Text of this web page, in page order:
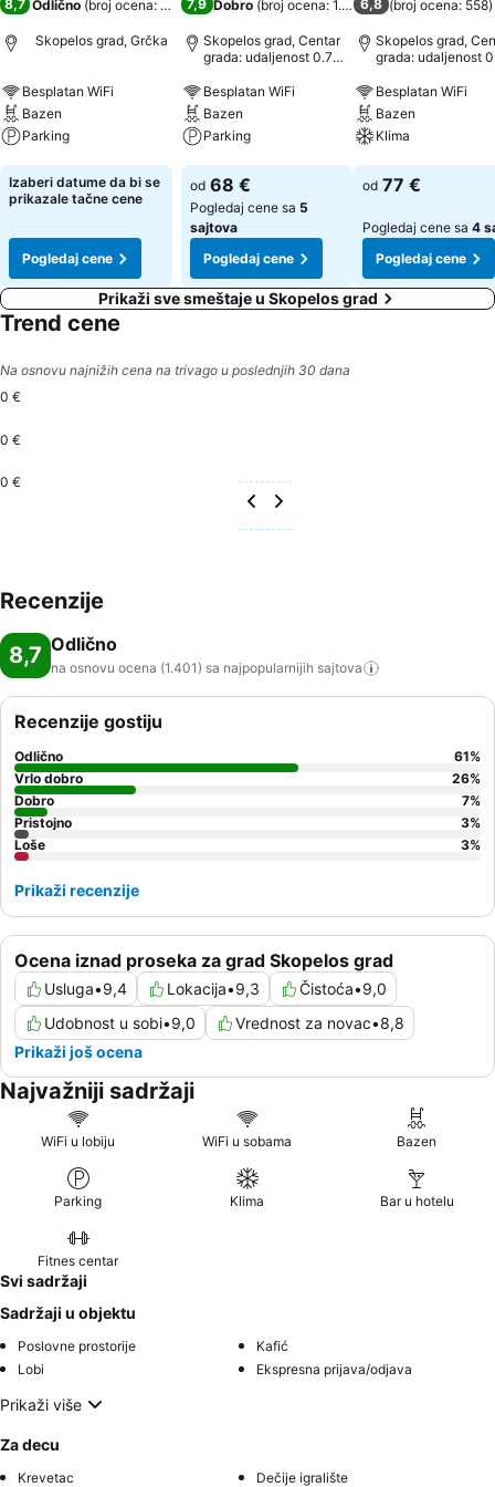
8,7 Odlično (broj ocena: 1.401)
Skopelos grad, Grčka
Besplatan WiFi
Bazen
Parking
Pogledaj cene
Izaberi datume da bi se
prikazale tačne cene
Pogledaj cene
7,9 Dobro (broj ocena: 1.630)
Skopelos grad, Centar
grada: udaljenost 0.7
Besplatan WiFi
Bazen
Parking
Pogledaj cene
od 68 €
Pogledaj cene sa 5
sajtova
Pogledaj cene
6,8 (broj ocena: 558)
Skopelos grad,
grada: udaljenost
Besplatan WiFi
Bazen
Klima
Pogledaj cene
od 77 €
Pogledaj cene sa 4
Pogledaj cene
Prikaži sve smeštaje u Skopelos grad
Trend cene
Na osnovu najnižih cena na trivago u poslednjih 30 dana
0 €
0 €
0 €
Recenzije
8,7 Odlično
na osnovu ocena (1.401) sa najpopularnijih sajtova
Ocena iznad proseka za grad Skopelos grad
Usluga•9,4 Lokacija•9,3 Čistoća•9,0
Udobnost u sobi•9,0 Vrednost za novac•8,8
Prikaži još ocena
Recenzije gostiju
Odlično 61%
Vrlo dobro
26%
Dobro
7%
Pristojno
3%
Loše
3%
Prikaži recenzije
Najvažniji sadržaji
WiFi u lobiju WiFi u sobama Bazen
Parking Klima Bar u hotelu
Fitnes centar
Svi sadržaji
Sadržaji u objektu
Poslovne prostorije
Kafić
Lobi
Ekspresna prijava/odjava
Prikaži više
Za decu
Krevetac Dečije igralište